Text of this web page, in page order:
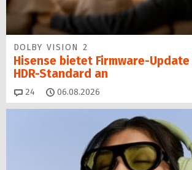
DOLBY VISION 2
Hisense bietet Firmware-
HDR-Standard an
24 Kommentare
06.08.2026